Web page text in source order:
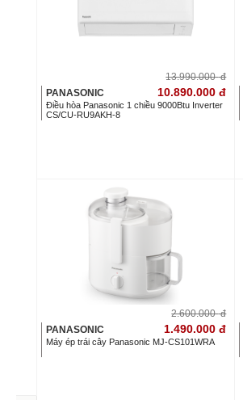
13.990.000 đ
PANASONIC
10.890.000 đ
Điều hòa Panasonic 1 chiều 9000Btu Inverter
CS/CU-RU9AKH-8
2.600.000 đ
PANASONIC
1.490.000 đ
Máy ép trái cây Panasonic MJ-CS101WRA